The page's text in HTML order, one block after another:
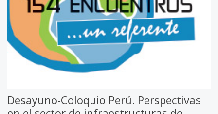
Desayuno-Coloquio Perú. Perspectivas